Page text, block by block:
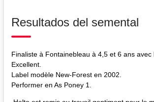
Resultados del semental
Finaliste à Fontainebleau à 4,5 et 6 ans avec
Excellent.
Label modèle New-Forest en 2002.
Performer en As Poney 1.